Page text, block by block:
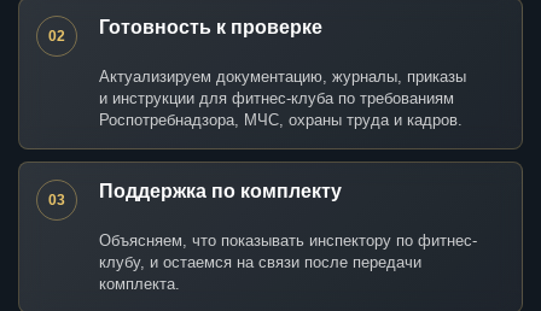
02 Готовность к проверке
Актуализируем документацию, журналы, приказы
и инструкции для фитнес-клуба по требованиям
Роспотребнадзора, МЧС, охраны труда и кадров.
03 Поддержка по комплекту
Объясняем, что показывать инспектору по фитнес-
клубу, и остаемся на связи после передачи
комплекта.